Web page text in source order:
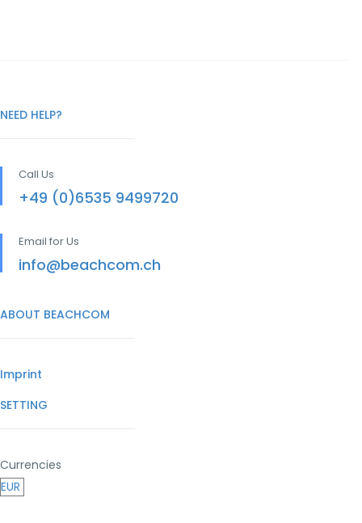
NEED HELP?
Call Us
+49 (0)6535 9499720
Email for Us
info@beachcom.ch
ABOUT BEACHCOM
Imprint
SETTING
Currencies